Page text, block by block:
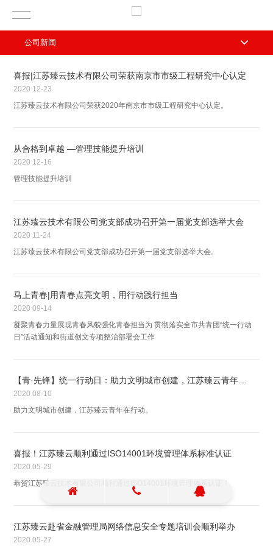
喜报|江苏臻云技术有限公司荣获南京市市级工程研究中心认定
2020 12-23
江苏臻云技术有限公司荣获2020年南京市市级工程研究中心认定。
从合格到卓越 —管理技能提升培训
2020 12-16
管理技能提升培训
江苏臻云技术有限公司党支部成功召开第一届党支部选举大会
2020 11-24
江苏臻云技术有限公司党支部成功召开第一届党支部选举大会。
马上青春|用青春点亮文明，用行动践行担当
2020 09-14
凝聚青春力量展现青春风貌强化青春担当为 贯彻落实全市共青团“统一行动
日”活动通知和街道创文专项整治部署会工作
2020 08-10
助力文明城市创建，江苏臻云青年在行动。
喜报！江苏臻云顺利通过ISO14001环境管理体系标准认证
2020 05-29
恭贺江苏臻云技术有限公司顺利通过ISO14001环境管理体系认证！
江苏臻云赴省金融管理局网络信息安全专题培训会顺利举办
2020 05-27
公司新闻